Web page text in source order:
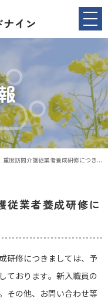
度訪問介護従業者養成研修につき...
業者養成研修に
研修につきましては、予
ております。新入職員の
その他、お問い合わせ等